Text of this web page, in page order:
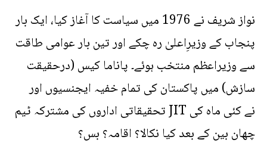
نواز شریف نے 1976 میں سیاست کا آغاز کیا، ایک بار
پنجاب کے وزیرِاعلیٰ رہ چکے اور تین بار عوامی طاقت
سے وزیراعظم منتخب ہوئے۔ پاناما کیس (درحقیقت
سازش) میں پاکستان کی تمام خفیہ ایجنسیوں اور
تحقیقاتی اداروں کی مشترکہ ٹیم JIT نے کئی ماہ کی
چھان بین کے بعد کیا نکالا؟ اقامہ؟ بس؟